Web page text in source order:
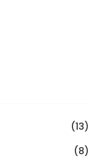
(13)
(8)